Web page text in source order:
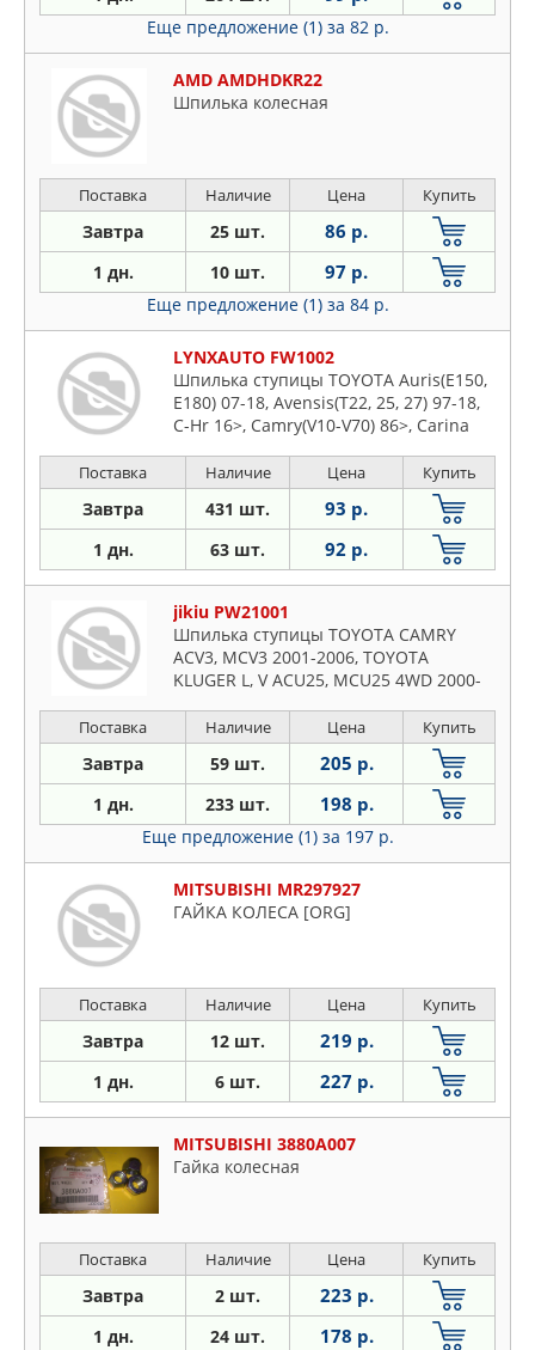
Еще предложение (1) за 82 р.
AMD AMDHDKR22
Шпилька колесная
Поставка Наличие Цена Купить
Завтра 25 шт. 86 р.
1 дн. 10 шт. 97 р.
Еще предложение (1) за 84 р.
LYNXAUTO FW1002
Шпилька ступицы TOYOTA Auris(E150,
E180) 07-18, Avensis(T22, 25, 27) 97-18,
C-Hr 16>, Camry(V10-V70) 86>, Carina
E210) 91>
Поставка Наличие Цена Купить
Завтра 431 шт. 93 р.
1 дн. 63 шт. 92 р.
jikiu PW21001
Шпилька ступицы TOYOTA CAMRY
ACV3, MCV3 2001-2006, TOYOTA
KLUGER L, V ACU25, MCU25 4WD 2000-
Поставка Наличие Цена Купить
Завтра 59 шт. 205 р.
1 дн. 233 шт. 198 р.
Еще предложение (1) за 197 р.
MITSUBISHI MR297927
ГАЙКА КОЛЕСА [ORG]
Поставка Наличие Цена Купить
Завтра 12 шт. 219 р.
1 дн. 6 шт. 227 р.
MITSUBISHI 3880A007
Гайка колесная
Поставка Наличие Цена Купить
Завтра 2 шт. 223 р.
1 дн. 24 шт. 178 р.